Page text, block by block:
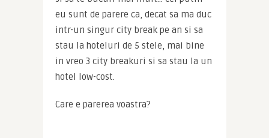
eu sunt de parere ca, decat sa ma duc
intr-un singur city break pe an si sa
stau la hoteluri de 5 stele, mai bine
in vreo 3 city breakuri si sa stau la un
hotel low-cost.
Care e parerea voastra?